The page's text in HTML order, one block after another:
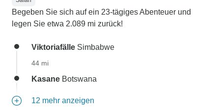
Begeben Sie sich auf ein 23-tägiges Abenteuer und
legen Sie etwa 2.089 mi zurück!
Viktoriafälle Simbabwe
44 mi
Kasane Botswana
12 mehr anzeigen